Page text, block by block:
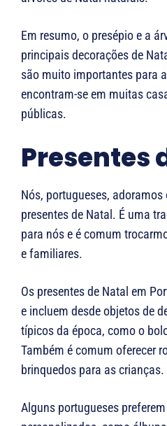
Em resumo, o presépio e a
principais decorações de
são muito importantes para
encontram-se em muitas
públicas.
Presentes
Nós, portugueses, adoramos
presentes de Natal. É uma
para nós e é comum
e familiares.
Os presentes de Natal em
e incluem desde objetos de
típicos da época, como o
Também é comum oferecer
brinquedos para as crianças.
Alguns portugueses